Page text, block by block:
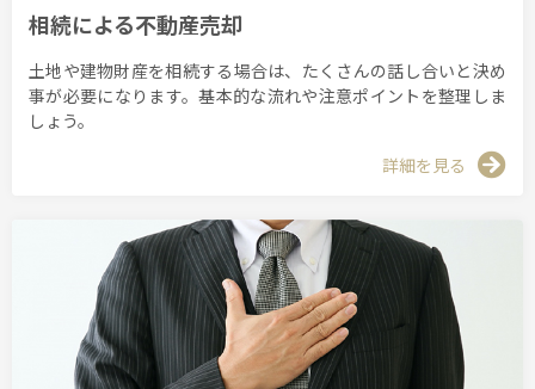
相続による不動産売却
土地や建物財産を相続する場合は、たくさんの話し合いと決め
事が必要になります。基本的な流れや注意ポイントを整理しま
しょう。
詳細を見る